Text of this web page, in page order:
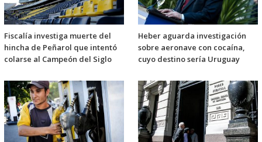
Fiscalía investiga muerte del
hincha de Peñarol que intentó
colarse al Campeón del Siglo
Heber aguarda investigación
sobre aeronave con cocaína,
cuyo destino sería Uruguay